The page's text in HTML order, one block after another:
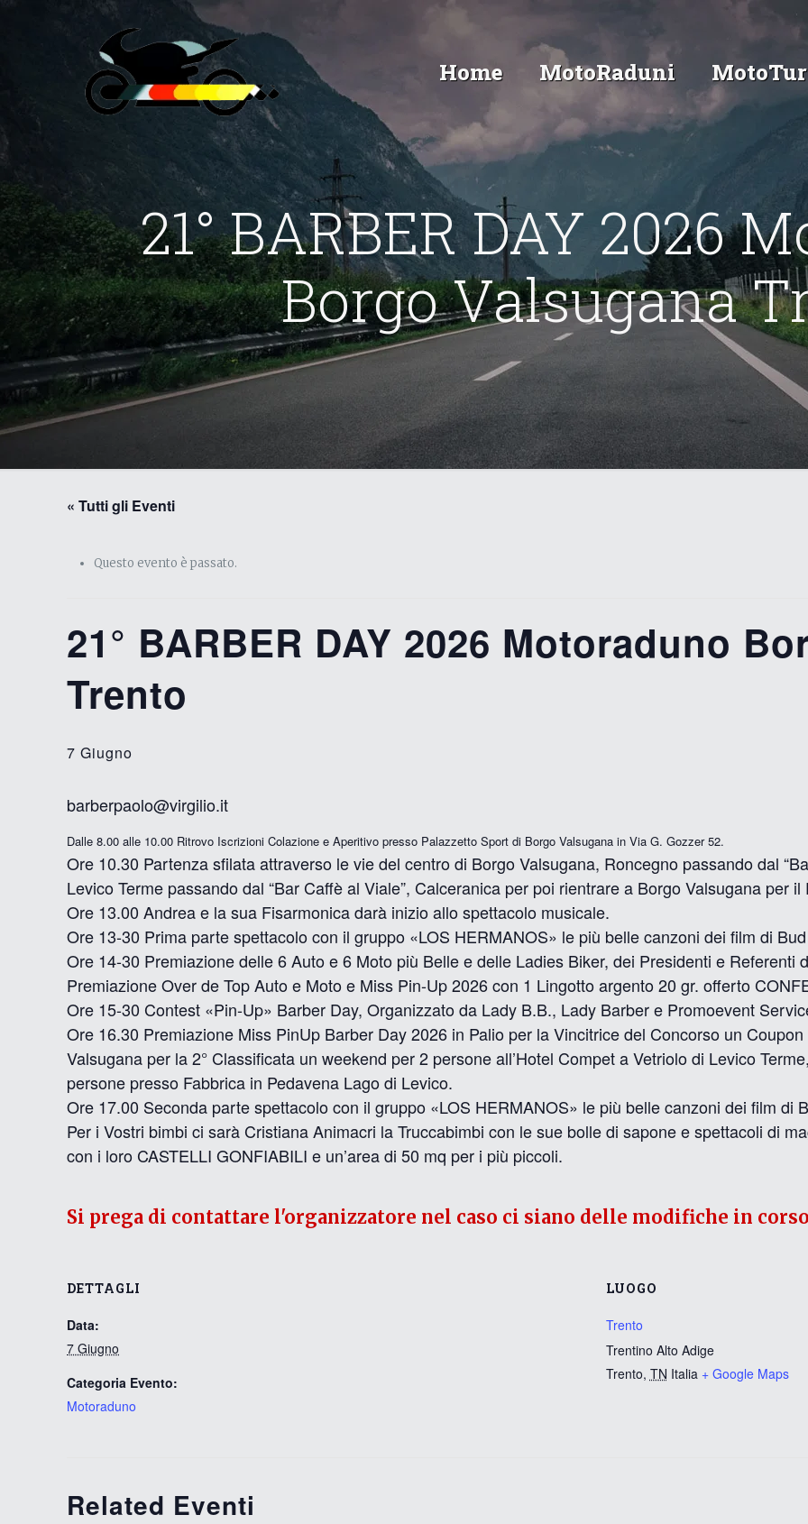
Home MotoRaduni
21° BARBER DAY 2026
Borgo Valsugana
« Tutti gli Eventi
Questo evento è passato.
21° BARBER DAY 2026 Motoraduno
Trento
7 Giugno
barberpaolo@virgilio.it
Dalle 8.00 alle 10.00 Ritrovo Iscrizioni Colazione e Aperitivo presso Palazzetto Sport di Borgo Valsugana in Via G. Gozzer 52.
Ore 10.30 Partenza sfilata attraverso le vie del centro di Borgo Valsugana, Roncegno passando dal
Levico Terme passando dal “Bar Caffè al Viale”, Calceranica per poi rientrare a Borgo Valsugana per
Ore 13.00 Andrea e la sua Fisarmonica darà inizio allo spettacolo musicale.
Ore 13-30 Prima parte spettacolo con il gruppo «LOS HERMANOS» le più belle canzoni dei film di
Ore 14-30 Premiazione delle 6 Auto e 6 Moto più Belle e delle Ladies Biker, dei Presidenti e Referenti
Premiazione Over de Top Auto e Moto e Miss Pin-Up 2026 con 1 Lingotto argento 20 gr. offerto
Ore 15-30 Contest «Pin-Up» Barber Day, Organizzato da Lady B.B., Lady Barber e Promoevent
Ore 16.30 Premiazione Miss PinUp Barber Day 2026 in Palio per la Vincitrice del Concorso un
Valsugana per la 2° Classificata un weekend per 2 persone all’Hotel Compet a Vetriolo di Levico
persone presso Fabbrica in Pedavena Lago di Levico.
Ore 17.00 Seconda parte spettacolo con il gruppo «LOS HERMANOS» le più belle canzoni dei film di
Per i Vostri bimbi ci sarà Cristiana Animacri la Truccabimbi con le sue bolle di sapone e spettacoli di
con i loro CASTELLI GONFIABILI e un’area di 50 mq per i più piccoli.
DETTAGLI
Data:
7 Giugno
Categoria Evento:
Motoraduno
LUOGO
Trento
Trentino Alto Adige
Trento, TN Italia + Google Maps
Related Eventi
Si prega di contattare l'organizzatore nel caso ci siano delle modifiche in